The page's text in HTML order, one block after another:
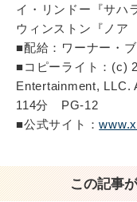
イ・リンドー『サハ
ウィンストン『ノア
■配給：ワーナー・
■コピーライト：(c)
Entertainment, LLC.
114分 PG-12
■公式サイト：
この記事